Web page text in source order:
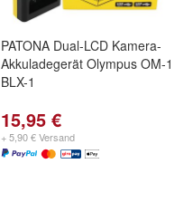
PATONA Dual-LCD Kamera-
Akkuladegerät Olympus OM-1
BLX-1
15,95 €
+ 5,90 € Versand